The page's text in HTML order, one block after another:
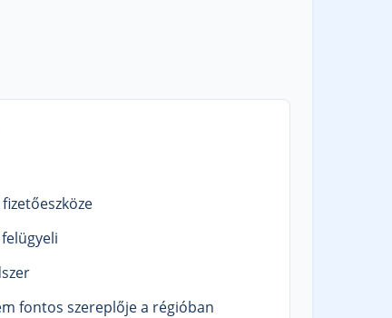
fontos szereplője a régióban